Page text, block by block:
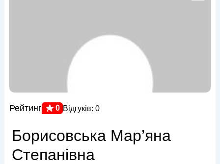
Рейтинг 0 Відгуків: 0
Борисовська Мар’яна
Степанівна